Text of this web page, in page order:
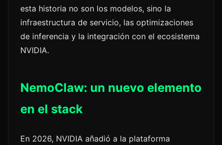
esta historia no son los modelos, sino la
infraestructura de servicio, las optimizaciones
de inferencia y la integración con el ecosistema
NVIDIA.
NemoClaw: un nuevo elemento
en el stack
En 2026, NVIDIA añadió a la plataforma